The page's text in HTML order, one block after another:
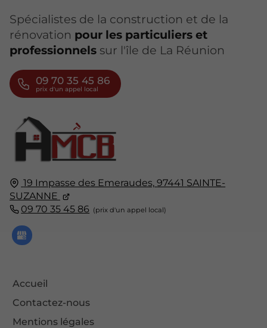
19 Impasse des Emeraudes, 97441 SAINTE-
SUZANNE
09 70 35 45 86
Accueil
Contactez-nous
Mentions légales
Spécialistes de la construction et de la
rénovation pour les particuliers et
professionnels sur l'île de La Réunion
09 70 35 45 86